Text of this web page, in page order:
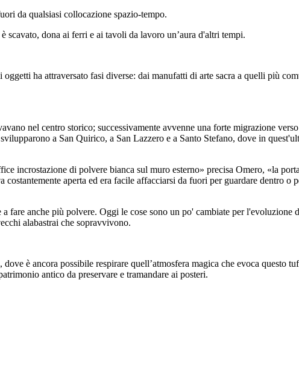
da qualsiasi collocazione spazio-tempo.
scavato, dona ai ferri e ai tavoli da lavoro un’aura d'altri tempi.
ha attraversato fasi diverse: dai manufatti di arte sacra a quelli più
nel centro storico; successivamente avvenne una forte migrazione
a San Quirico, a San Lazzero e a Santo Stefano, dove in
incrostazione di polvere bianca sul muro esterno» precisa Omero, «la
aperta ed era facile affacciarsi da fuori per guardare dentro
fare anche più polvere. Oggi le cose sono un po' cambiate per
alabastrai che sopravvivono.
è ancora possibile respirare quell’atmosfera magica che evoca questo
antico da preservare e tramandare ai posteri.